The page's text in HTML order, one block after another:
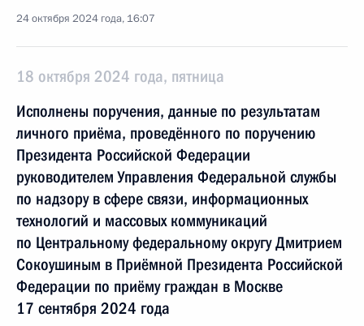
24 октября 2024 года, 16:07
18 октября 2024 года, пятница
Исполнены поручения, данные по результатам
личного приёма, проведённого по поручению
Президента Российской Федерации
руководителем Управления Федеральной службы
по надзору в сфере связи, информационных
технологий и массовых коммуникаций
по Центральному федеральному округу Дмитрием
Сокоушиным в Приёмной Президента Российской
Федерации по приёму граждан в Москве
17 сентября 2024 года